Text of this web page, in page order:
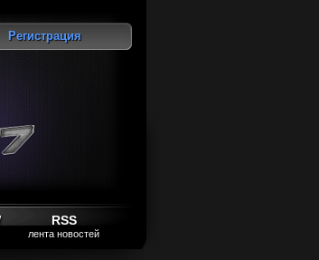
Регистрация
RSS
лента новостей